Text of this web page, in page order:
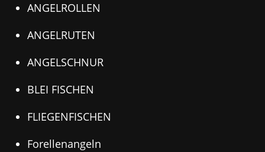
ANGELROLLEN
ANGELRUTEN
ANGELSCHNUR
BLEI FISCHEN
FLIEGENFISCHEN
Forellenangeln